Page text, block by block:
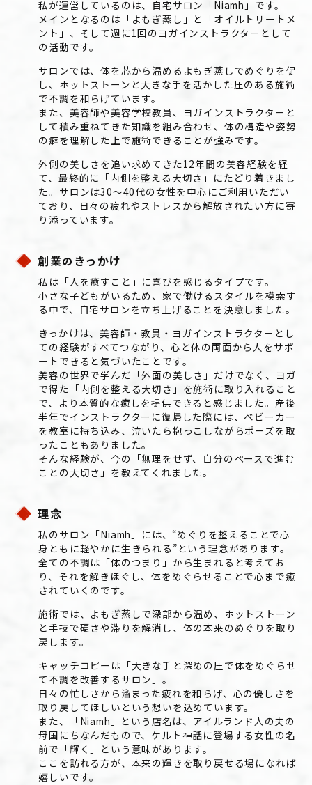
私が運営しているのは、自宅サロン「Niamh」です。
メインとなるのは「よもぎ蒸し」と「オイルトリートメ
ント」、そして週に1回のヨガインストラクターとして
の活動です。
サロンでは、体を芯から温めるよもぎ蒸しでめぐりを促
し、ホットストーンと大きな手を活かした圧のある施術
で不調を和らげています。
また、美容師や美容学校教員、ヨガインストラクターと
して積み重ねてきた知識を組み合わせ、体の構造や姿勢
の癖を理解した上で施術できることが強みです。
外側の美しさを追い求めてきた12年間の美容経験を経
て、最終的に「内側を整える大切さ」にたどり着きまし
た。サロンは30〜40代の女性を中心にご利用いただい
ており、日々の疲れやストレスから解放されたい方に寄
り添っています。
創業の きっかけ
私は「人を癒すこと」に喜びを感じるタイプです。
小さな子どもがいるため、家で働けるスタイルを模索す
る中で、自宅サロンを立ち上げることを決意しました。
きっかけは、美容師・教員・ヨガインストラクターとし
ての経験がすべてつながり、心と体の両面から人をサポ
ートできると気づいたことです。
美容の世界で学んだ「外面の美しさ」だけでなく、ヨガ
で得た「内側を整える大切さ」を施術に取り入れること
で、より本質的な癒しを提供できると感じました。産後
半年でインストラクターに復帰した際には、ベビーカー
を教室に持ち込み、泣いたら抱っこしながらポーズを取
ったこともありました。
そんな経験が、今の「無理をせず、自分のペースで進む
ことの大切さ」を教えてくれました。
理念
私のサロン「Niamh」には、“めぐりを整えることで心
身ともに軽やかに生きられる”という理念があります。
全ての不調は「体のつまり」から生まれると考えてお
り、それを解きほぐし、体をめぐらせることで心まで癒
されていくのです。
施術では、よもぎ蒸しで深部から温め、ホットストーン
と手技で硬さや滞りを解消し、体の本来のめぐりを取り
戻します。
キャッチコピーは「大きな手と深めの圧で体をめぐらせ
て不調を改善するサロン」。
日々の忙しさから溜まった疲れを和らげ、心の優しさを
取り戻してほしいという想いを込めています。
また、「Niamh」という店名は、アイルランド人の夫の
母国にちなんだもので、ケルト神話に登場する女性の名
前で「輝く」という意味があります。
ここを訪れる方が、本来の輝きを取り戻せる場になれば
嬉しいです。